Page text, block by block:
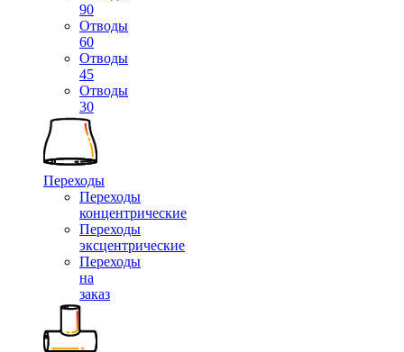
90
Отводы
60
Отводы
45
Отводы
30
Переходы
Переходы
концентрические
Переходы
эксцентрические
Переходы
на
заказ